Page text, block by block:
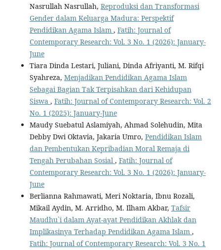
Nasrullah Nasrullah, Reproduksi dan Transformasi
Gender dalam Keluarga Madura: Perspektif
Pendidikan Agama Islam , Fatih: Journal of
Contemporary Research: Vol. 3 No. 1 (2026): January-
June
Tiara Dinda Lestari, Juliani, Dinda Afriyanti, M. Rifqi
Syahreza, Menjadikan Pendidikan Agama Islam
Sebagai Bagian Tak Terpisahkan dari Kehidupan
Siswa , Fatih: Journal of Contemporary Research: Vol. 2
No. 1 (2025): January-June
Maudy Suebatul Aslamiyah, Ahmad Solehudin, Mita
Debby Dwi Oktavia, Jakaria Umro, Pendidikan Islam
dan Pembentukan Kepribadian Moral Remaja di
Tengah Perubahan Sosial , Fatih: Journal of
Contemporary Research: Vol. 3 No. 1 (2026): January-
June
Berlianna Rahmawati, Meri Noktaria, Ibnu Rozali,
Mikail Aydin, M. Arridho, M. Ilham Akbar, Tafsir
Maudhu`i dalam Ayat-ayat Pendidikan Akhlak dan
Implikasinya Terhadap Pendidikan Agama Islam ,
Fatih: Journal of Contemporary Research: Vol. 3 No. 1